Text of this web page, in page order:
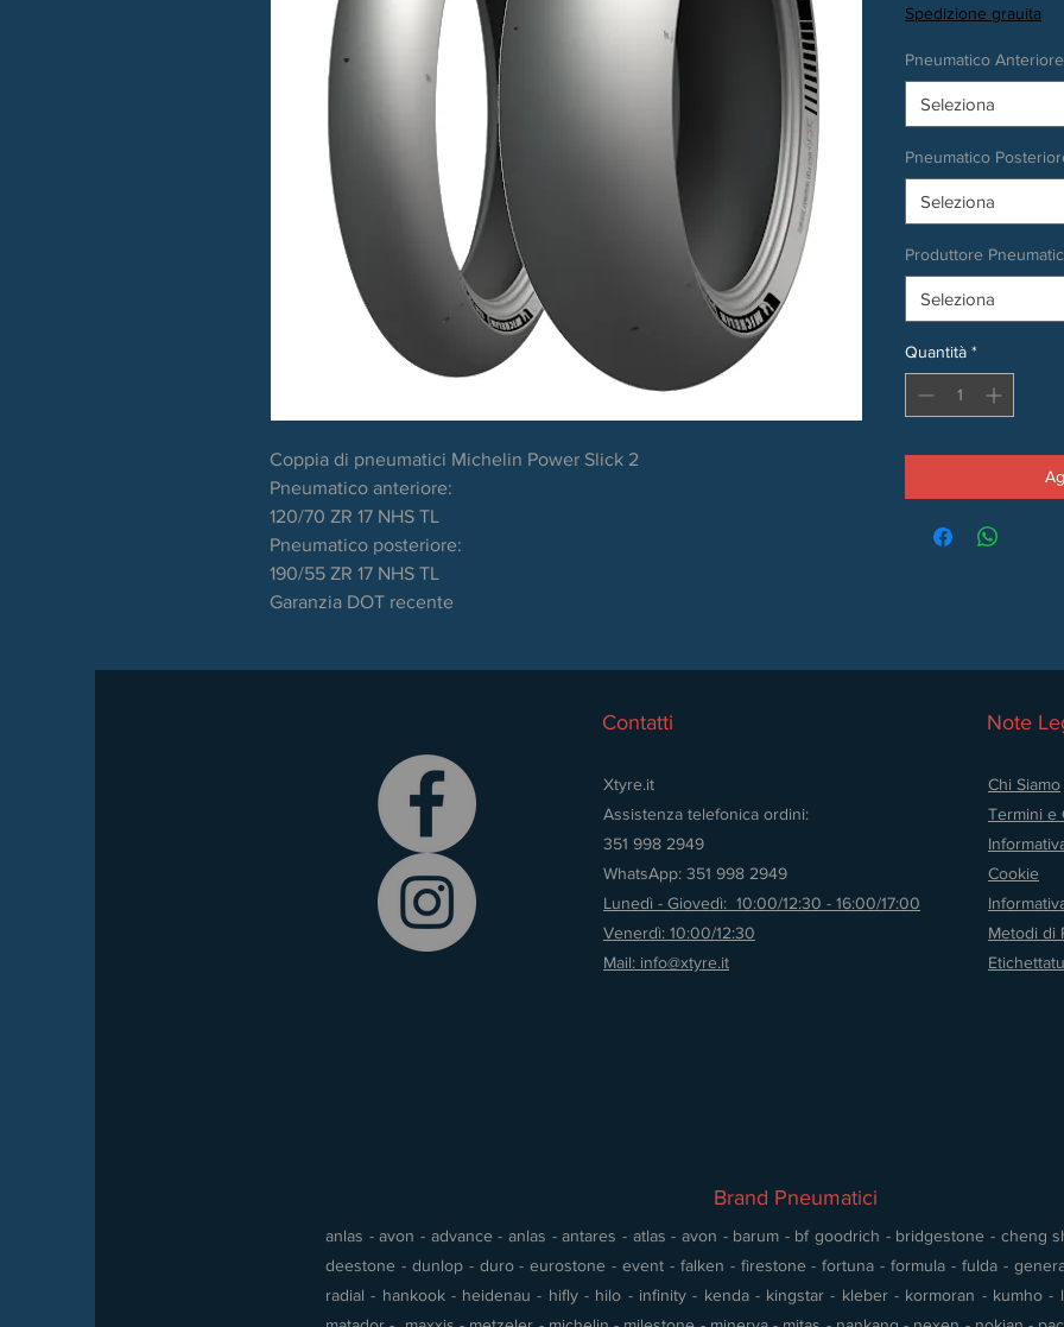
Coppia di pneumatici Michelin Power Slick 2
Pneumatico anteriore:
120/70 ZR 17 NHS TL
Pneumatico posteriore:
190/55 ZR 17 NHS TL
Garanzia DOT recente
Spedizione grauita
Pneumatico Anteriore
Seleziona
Pneumatico
Seleziona
Produttore
Seleziona
Quantità *
Contatti
Xtyre.it
Assistenza telefonica ordini:
351 998 2949
WhatsApp: 351 998 2949
Lunedì - Giovedì: 10:00/12:30 - 16:00/17:00
Venerdì: 10:00/12:30
Mail: info@xtyre.it
Note
Chi Siamo
Termini e
Cookie
Metodi di
Brand Pneumatici
anlas - avon - advance - anlas - antares - atlas - avon - barum - bf goodrich - bridgestone - cheng
deestone - dunlop - duro - eurostone - event - falken - firestone - fortuna - formula - fulda -
radial - hankook - heidenau - hifly - hilo - infinity - kenda - kingstar - kleber - kormoran - kumho -